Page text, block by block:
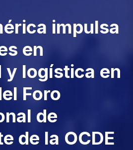
impulsa
en
y logística en
Foro
de
de la OCDE